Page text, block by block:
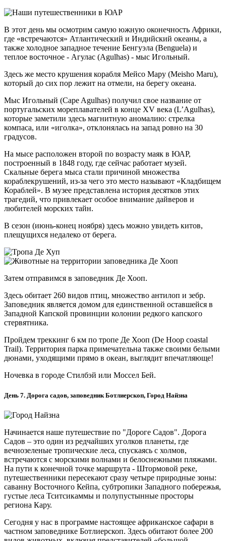
В этот день мы осмотрим самую южную оконечность Африки,
где «встречаются» Атлантический и Индийский океаны, а
также холодное западное течение Бенгуэла (Benguela) и
теплое восточное - Агулас (Agulhas) - мыс Игольный.
Здесь же место крушения корабля Мейсо Мару (Meisho Maru),
который до сих пор лежит на отмели, на берегу океана.
Мыс Игольный (Cape Agulhas) получил свое название от
португальских мореплавателей в конце XV века (L’Agulhas),
которые заметили здесь магнитную аномалию: стрелка
компаса, или «иголка», отклонялась на запад ровно на 30
градусов.
На мысе расположен второй по возрасту маяк в ЮАР,
построенный в 1848 году, где сейчас работает музей.
Скальные берега мыса стали причиной множества
кораблекрушений, из-за чего это место называют «Кладбищем
Кораблей». В музее представлена история десятков этих
трагедий, что привлекает особое внимание дайверов и
любителей морских тайн.
В сезон (июнь-конец ноября) здесь можно увидеть китов,
плещущихся недалеко от берега.
Затем отправимся в заповедник Де Хооп.
Здесь обитает 260 видов птиц, множество антилоп и зебр.
Заповедник является домом для единственной оставшейся в
Западной Капской провинции колонии редкого капского
стервятника.
Пройдем треккинг 6 км по тропе Де Хооп (De Hoop coastal
Trail). Территория парка примечательна также своими белыми
дюнами, уходящими прямо в океан, выглядит впечатляюще!
Ночевка в городе Стилбэй или Моссел Бей.
День 7. Дорога садов, заповедник Ботлиерскоп, Город Найзна
Начинается наше путешествие по "Дороге Садов". Дорога
Садов – это один из редчайших уголков планеты, где
вечнозеленые тропические леса, спускаясь с холмов,
встречаются с морскими волнами и белоснежными пляжами.
На пути к конечной точке маршрута - Штормовой реке,
путешественники пересекают сразу четыре природные зоны:
саванну Восточного Кейпа, субтропики Западного побережья,
густые леса Тситсикаммы и полупустынные просторы
региона Кару.
Сегодня у нас в программе настоящее африканское сафари в
частном заповеднике Ботлиерскоп. Здесь обитают более 200